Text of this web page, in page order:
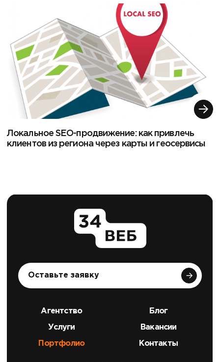
Локальное SEO-продвижение: как привлечь
клиентов из региона через карты и геосервисы
Оставьте заявку
Агентство
Услуги
Портфолио
Блог
Вакансии
Контакты